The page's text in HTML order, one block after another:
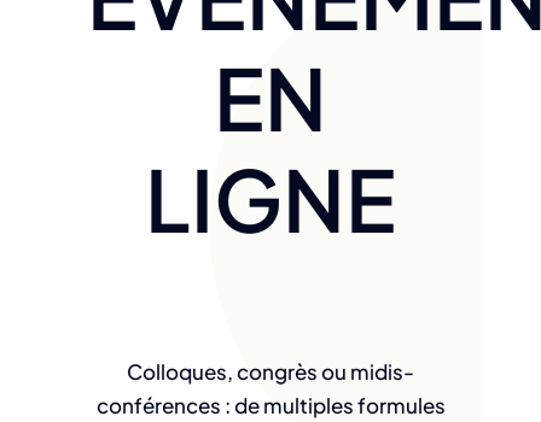
EN
LIGNE
Colloques, congrès ou midis-
conférences : de multiples formules